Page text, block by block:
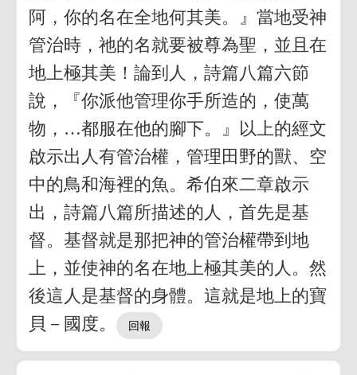
阿，你的名在全地何其美。』當地受神
管治時，祂的名就要被尊為聖，並且在
地上極其美！論到人，詩篇八篇六節
說，『你派他管理你手所造的，使萬
物，…都服在他的腳下。』以上的經文
啟示出人有管治權，管理田野的獸、空
中的鳥和海裡的魚。希伯來二章啟示
出，詩篇八篇所描述的人，首先是基
督。基督就是那把神的管治權帶到地
上，並使神的名在地上極其美的人。然
後這人是基督的身體。這就是地上的寶
貝－國度。